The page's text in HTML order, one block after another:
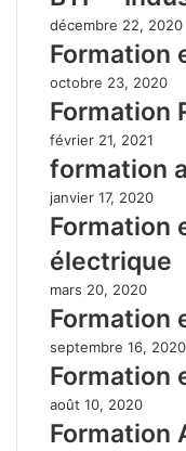
décembre 22, 2020
Formation
octobre 23, 2020
Formation
février 21, 2021
formation
janvier 17, 2020
Formation
électrique
mars 20, 2020
Formation
septembre 16, 2020
Formation
août 10, 2020
Formation